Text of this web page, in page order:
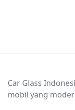
Car Glass
mobil yang